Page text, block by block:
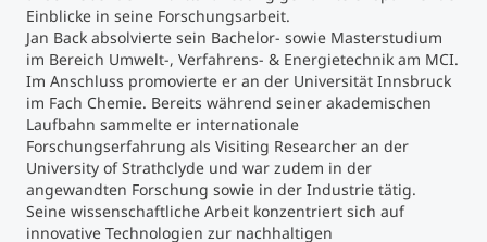
Maßgeschneiderte Programme
Studienberatung
Executive Education Finder
Einblicke in seine Forschungsarbeit.
Jan Back absolvierte sein Bachelor- sowie Masterstudium
im Bereich Umwelt-, Verfahrens- & Energietechnik am MCI.
Im Anschluss promovierte er an der Universität Innsbruck
im Fach Chemie. Bereits während seiner akademischen
Laufbahn sammelte er internationale
Forschungserfahrung als Visiting Researcher an der
University of Strathclyde und war zudem in der
angewandten Forschung sowie in der Industrie tätig.
Seine wissenschaftliche Arbeit konzentriert sich auf
innovative Technologien zur nachhaltigen